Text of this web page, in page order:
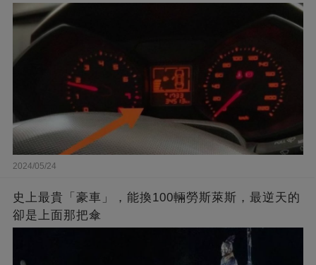
2024/05/24
史上最貴「豪車」，能換100輛勞斯萊斯，最逆天的
卻是上面那把傘